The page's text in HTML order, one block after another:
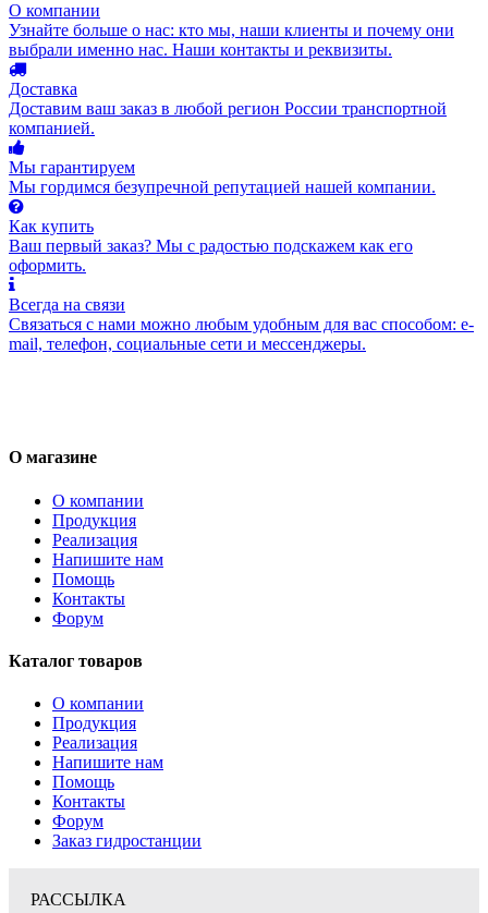
О компании
Узнайте больше о нас: кто мы, наши клиенты и почему они
выбрали именно нас. Наши контакты и реквизиты.
Доставка
Доставим ваш заказ в любой регион России транспортной
компанией.
Мы гарантируем
Мы гордимся безупречной репутацией нашей компании.
Как купить
Ваш первый заказ? Мы с радостью подскажем как его
оформить.
Всегда на связи
Связаться с нами можно любым удобным для вас способом: e-
mail, телефон, социальные сети и мессенджеры.
О магазине
О компании
Продукция
Реализация
Напишите нам
Помощь
Контакты
Форум
Каталог товаров
О компании
Продукция
Реализация
Напишите нам
Помощь
Контакты
Форум
Заказ гидростанции
РАССЫЛКА